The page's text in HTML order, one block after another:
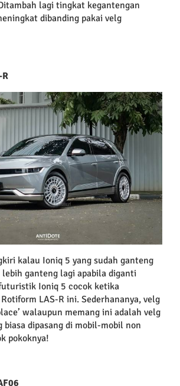
lagi tingkat kegantengan
dibanding pakai velg
kalau Ioniq 5 yang sudah ganteng
ganteng lagi apabila diganti
Ioniq 5 cocok ketika
LAS-R ini. Sederhananya, velg
walaupun memang ini adalah velg
biasa dipasang di mobil-mobil non
pokoknya!